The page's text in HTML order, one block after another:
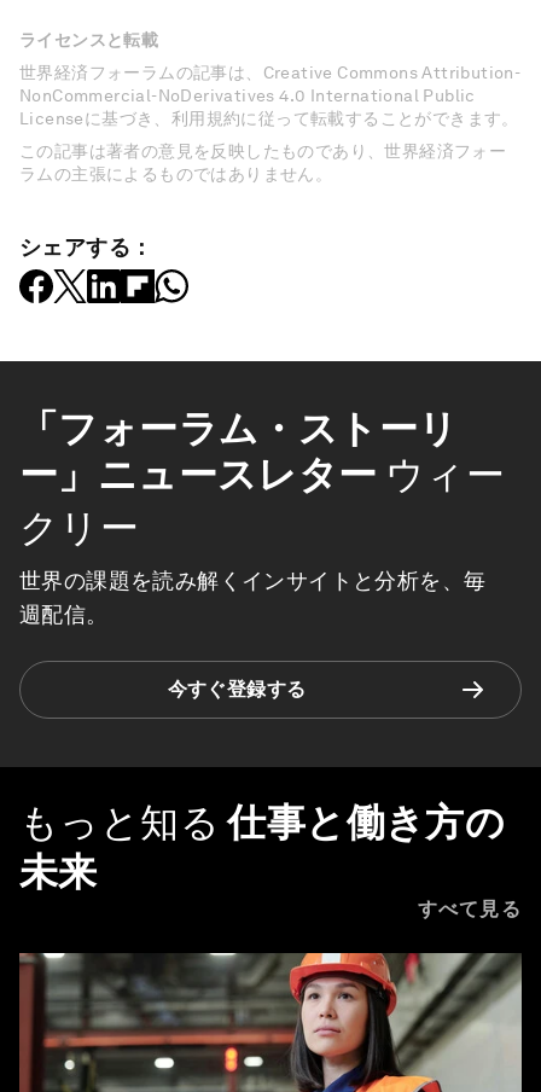
ライセンスと転載
世界経済フォーラムの記事は、Creative Commons Attribution-
NonCommercial-NoDerivatives 4.0 International Public
Licenseに基づき、利用規約に従って転載することができます。
この記事は著者の意見を反映したものであり、世界経済フォー
ラムの主張によるものではありません。
シェアする：
「フォーラム・ストーリ
ー」ニュースレター ウィー
クリー
世界の課題を読み解くインサイトと分析を、毎
週配信。
今すぐ登録する
もっと知る 仕事と働き方の
未来
すべて見る